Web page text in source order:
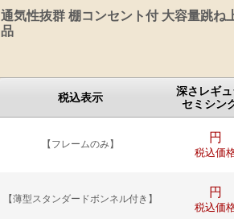
通気性抜群 棚コンセント付 大容量跳
品
税込表示
深さレギ
セミシン
【フレームのみ】 円
税込価
【薄型スタンダードボンネル付き】 円
税込価